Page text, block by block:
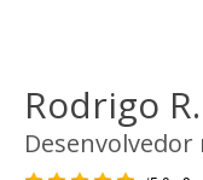
Rodrigo R.